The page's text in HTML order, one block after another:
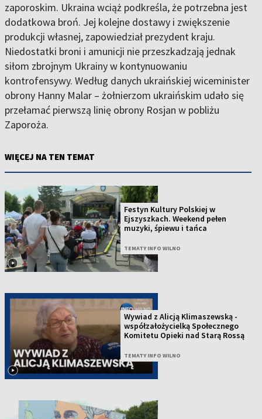
zaporoskim. Ukraina wciąż podkreśla, że potrzebna jest
dodatkowa broń. Jej kolejne dostawy i zwiększenie
produkcji własnej, zapowiedział prezydent kraju.
Niedostatki broni i amunicji nie przeszkadzają jednak
siłom zbrojnym Ukrainy w kontynuowaniu
kontrofensywy. Według danych ukraińskiej wiceminister
obrony Hanny Malar – żołnierzom ukraińskim udało się
przełamać pierwszą linię obrony Rosjan w pobliżu
Zaporoża.
WIĘCEJ NA TEN TEMAT
Festyn Kultury Polskiej w
Ejszyszkach. Weekend pełen
muzyki, śpiewu i tańca
TEMATY INFO WILNO
Wywiad z Alicją Klimaszewską -
współzałożycielką Społecznego
Komitetu Opieki nad Starą Rossą
TEMATY INFO WILNO